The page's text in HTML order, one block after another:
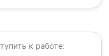
к работе: